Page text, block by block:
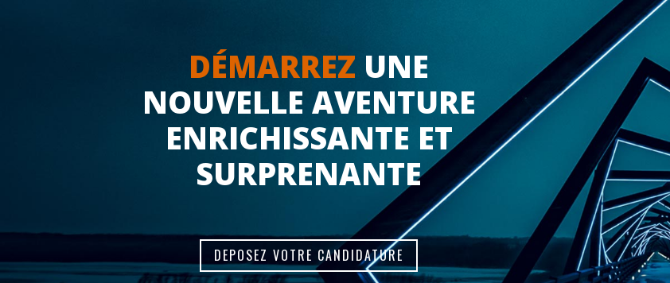
DÉMARREZ UNE
NOUVELLE AVENTURE
ENRICHISSANTE ET
SURPRENANTE
DEPOSEZ VOTRE CANDIDATURE